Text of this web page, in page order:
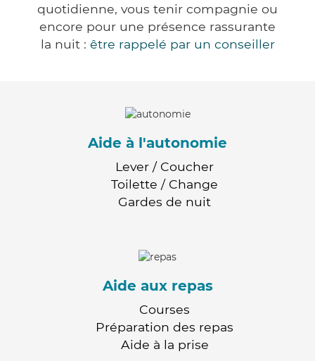
quotidienne, vous tenir compagnie ou
encore pour une présence rassurante
la nuit : être rappelé par un conseiller
Aide à l'autonomie
Lever / Coucher
Toilette / Change
Gardes de nuit
Aide aux repas
Courses
Préparation des repas
Aide à la prise